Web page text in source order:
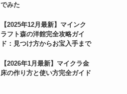
でみた
【2025年12月最新】マインク
ラフト森の洋館完全攻略ガイ
ド：見つけ方からお宝入手まで
【2026年1月最新】マイクラ金
床の作り方と使い方完全ガイド